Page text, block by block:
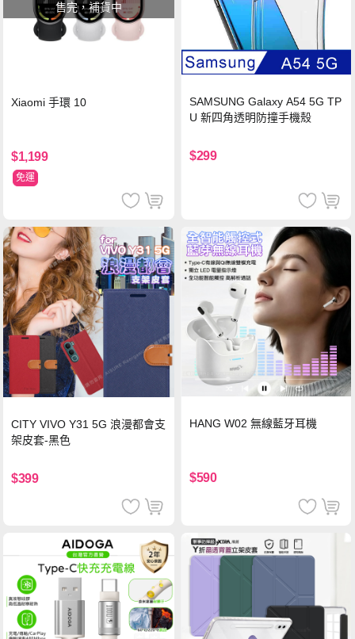
售完，補貨中
Xiaomi 手環 10
$1,199
免運
SAMSUNG Galaxy A54 5G TP
U 新四角透明防撞手機殼
$299
CITY VIVO Y31 5G 浪漫都會支
架皮套-黑色
$399
HANG W02 無線藍牙耳機
$590